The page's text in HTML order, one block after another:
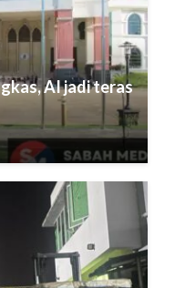
AI jadi teras